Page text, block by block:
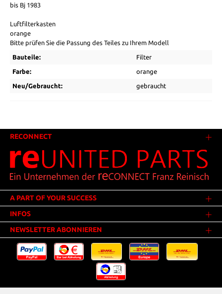
bis Bj 1983
Luftfilterkasten
orange
Bitte prüfen Sie die Passung des Teiles zu Ihrem Modell
Bauteile: Filter
Farbe: orange
Neu/Gebraucht: gebraucht
RECONNECT
A PART OF YOUR SUCCESS
INFOS
NEWSLETTER ABONNIEREN